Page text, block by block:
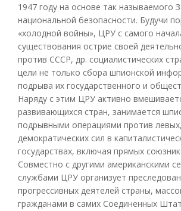
1947 году на основе так называемого
национальной безопасности. Будучи
«холодной войны», ЦРУ с самого
существования острие своей
против СССР, др. социалистических
цели не только сбора шпионской
подрыва их государственного и
Наряду с этим ЦРУ активно
развивающихся стран, занимается
подрывными операциями против левых,
демократических сил в
государствах, включая прямых
Совместно с другими американскими
службами ЦРУ организует
прогрессивных деятелей страны,
гражданами в самих Соединенных